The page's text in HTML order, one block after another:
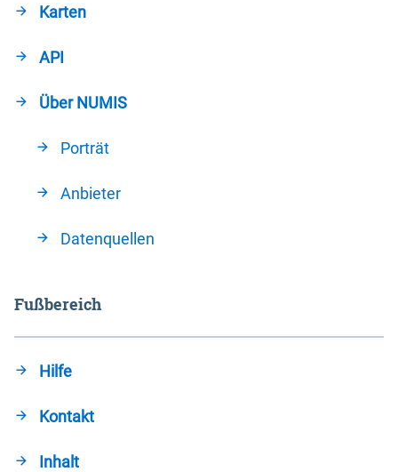
Karten
API
Über NUMIS
Porträt
Anbieter
Datenquellen
Fußbereich
Hilfe
Kontakt
Inhalt